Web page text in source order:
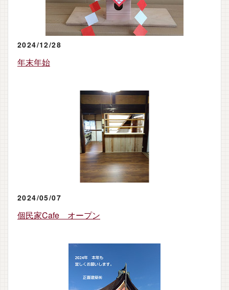
リフォームする
2024/12/28
年末年始
2024/05/07
個民家Cafe オープン